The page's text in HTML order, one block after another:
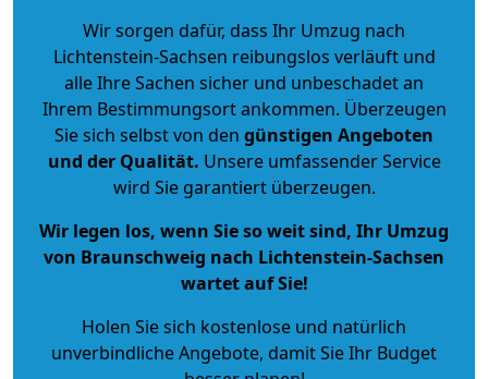
Wir sorgen dafür, dass Ihr Umzug nach
Lichtenstein-Sachsen reibungslos verläuft und
alle Ihre Sachen sicher und unbeschadet an
Ihrem Bestimmungsort ankommen. Überzeugen
Sie sich selbst von den günstigen Angeboten
und der Qualität. Unsere umfassender Service
wird Sie garantiert überzeugen.
Wir legen los, wenn Sie so weit sind, Ihr Umzug
von Braunschweig nach Lichtenstein-Sachsen
wartet auf Sie!
Holen Sie sich kostenlose und natürlich
unverbindliche Angebote, damit Sie Ihr Budget